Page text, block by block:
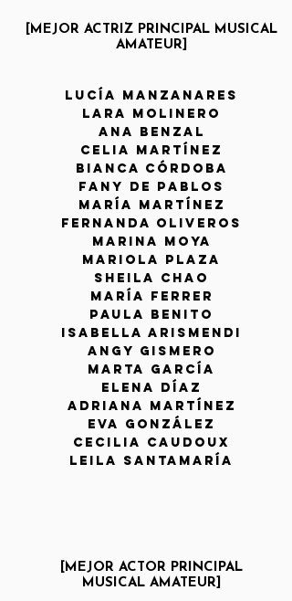
[MEJOR ACTRIZ PRINCIPAL MUSICAL
AMATEUR]
[MEJOR ACTOR PRINCIPAL
MUSICAL AMATEUR]
lucía manzanares
lara molinero
ana benzal
celia martínez
bianca córdoba
fany de pablos
maría martínez
fernanda oliveros
marina moya
mariola plaza
sheila chao
maría ferrer
PAULA BENITO
ISABELLA ARISMENDI
ANGY GISMERO
MARTA GARCÍA
ELENA DÍAZ
Adriana Martínez
EVA GONZÁLEZ
Cecilia CaudOux
Leila Santamaría